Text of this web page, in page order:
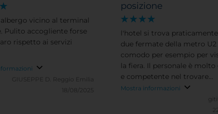
vicino al terminal
Pulito accogliente forse
rispetto ai servizi
GIUSEPPE D.
Reggio Emilia
18/08/2025
posizione
l'hotel si trova
due fermate della metro
comodo per esempio per
la fiera. Il personale è
e competente nel trovare
soluzioni, dare risposte. Le
minuscole, meglio evitare
Mostra informazioni